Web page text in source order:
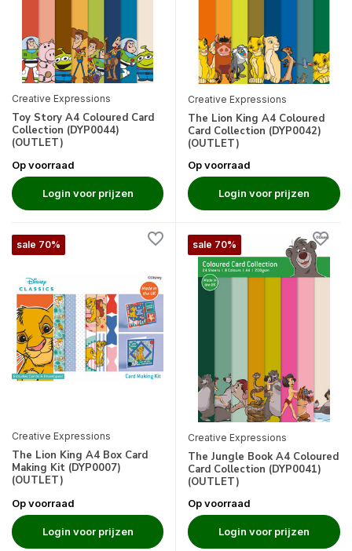
Creative Expressions
Toy Story A4 Coloured Card
Collection (DYP0044)
(OUTLET)
Op voorraad
Login voor prijzen
Creative Expressions
The Lion King A4 Coloured
Card Collection (DYP0042)
(OUTLET)
Op voorraad
Login voor prijzen
sale 70%
Creative Expressions
The Lion King A4 Box Card
Making Kit (DYP0007)
(OUTLET)
Op voorraad
Login voor prijzen
sale 70%
Creative Expressions
The Jungle Book A4 Coloured
Card Collection (DYP0041)
(OUTLET)
Op voorraad
Login voor prijzen